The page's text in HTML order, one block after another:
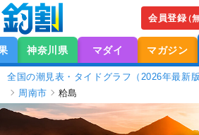
会員登録（
神奈川県 マダイ マガジン
全国の潮見表・タイドグラフ（2026年最新版
周南市
粭島